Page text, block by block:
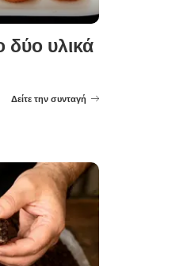
δύο υλικά
Δείτε την συνταγή